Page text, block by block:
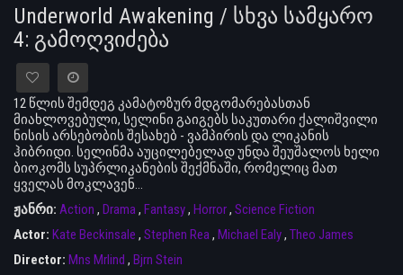
Underworld Awakening / სხვა სამყარო
4: გამოღვიძება
12 წლის შემდეგ კამატოზურ მდგომარებასთან
მიახლოვებული, სელინი გაიგებს საკუთარი ქალიშვილი
ნისის არსებობის შესახებ - ვამპირის და ლიკანის
ჰიბრიდი. სელინმა აუცილებელად უნდა შეუშალოს ხელი
ბიოკომს სუპრლიკანების შექმნაში, რომელიც მათ
ყველას მოკლავენ…
ჟანრი: Action , Drama, Fantasy, Horror, Science Fiction
Actor: Kate Beckinsale , Stephen Rea, Michael Ealy, Theo James
Director: Mns Mrlind , Bjrn Stein